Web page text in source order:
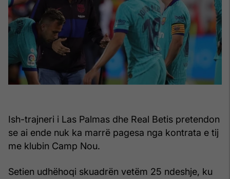
Ish-trajneri i Las Palmas dhe Real Betis pretendon
se ai ende nuk ka marrë pagesa nga kontrata e tij
me klubin Camp Nou.
Setien udhëhoqi skuadrën vetëm 25 ndeshje, ku